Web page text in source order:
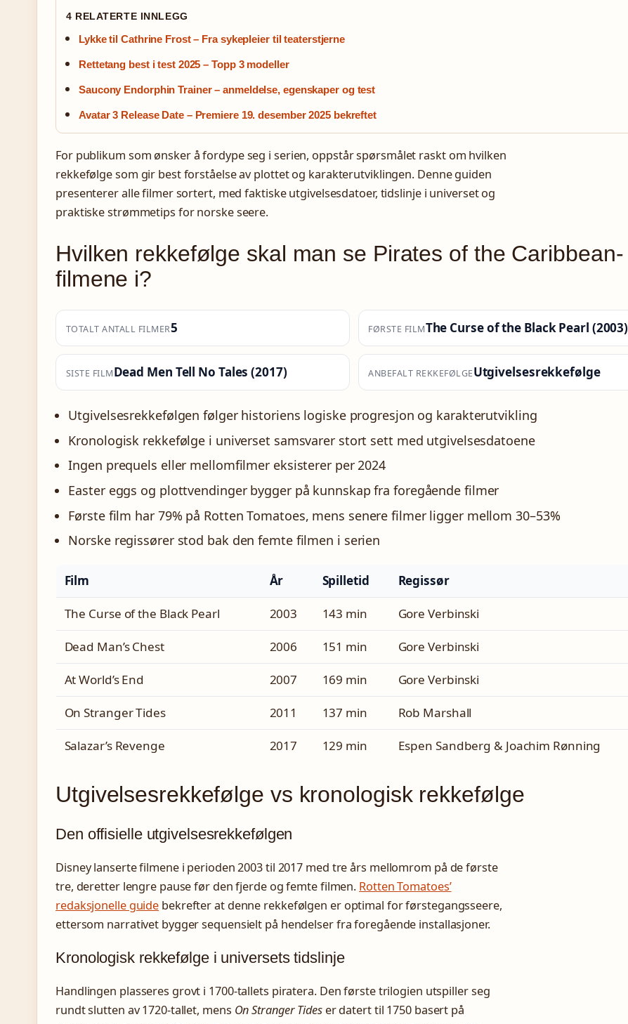
4 RELATERTE INNLEGG
Lykke til Cathrine Frost – Fra sykepleier til teaterstjerne
Rettetang best i test 2025 – Topp 3 modeller
Saucony Endorphin Trainer – anmeldelse, egenskaper og test
Avatar 3 Release Date – Premiere 19. desember 2025 bekreftet
For publikum som ønsker å fordype seg i serien, oppstår spørsmålet raskt om hvilken
rekkefølge som gir best forståelse av plottet og karakterutviklingen. Denne guiden
presenterer alle filmer sortert, med faktiske utgivelsesdatoer, tidslinje i universet og
praktiske strømmetips for norske seere.
Hvilken rekkefølge skal man se Pirates of the Caribbean-
filmene i?
TOTALT ANTALL FILMER5 FØRSTE FILMThe Curse of the Black Pearl (2003)
SISTE FILMDead Men Tell No Tales (2017) ANBEFALT REKKEFØLGEUtgivelsesrekkefølge
Utgivelsesrekkefølgen følger historiens logiske progresjon og karakterutvikling
Kronologisk rekkefølge i universet samsvarer stort sett med utgivelsesdatoene
Ingen prequels eller mellomfilmer eksisterer per 2024
Easter eggs og plottvendinger bygger på kunnskap fra foregående filmer
Første film har 79% på Rotten Tomatoes, mens senere filmer ligger mellom 30–53%
Norske regissører stod bak den femte filmen i serien
Film År Spilletid Regissør
The Curse of the Black Pearl 2003 143 min Gore Verbinski
Dead Man’s Chest 2006 151 min Gore Verbinski
At World’s End 2007 169 min Gore Verbinski
On Stranger Tides 2011 137 min Rob Marshall
Salazar’s Revenge 2017 129 min Espen Sandberg & Joachim Rønning
Utgivelsesrekkefølge vs kronologisk rekkefølge
Den offisielle utgivelsesrekkefølgen
Disney lanserte filmene i perioden 2003 til 2017 med tre års mellomrom på de første
tre, deretter lengre pause før den fjerde og femte filmen. Rotten Tomatoes’
redaksjonelle guide bekrefter at denne rekkefølgen er optimal for førstegangsseere,
ettersom narrativet bygger sequensielt på hendelser fra foregående installasjoner.
Kronologisk rekkefølge i universets tidslinje
Handlingen plasseres grovt i 1700-tallets piratera. Den første trilogien utspiller seg
rundt slutten av 1720-tallet, mens On Stranger Tideser datert til 1750 basert på